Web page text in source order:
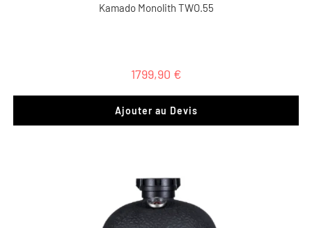
Kamado Monolith TWO.55
1799,90 €
Ajouter au Devis